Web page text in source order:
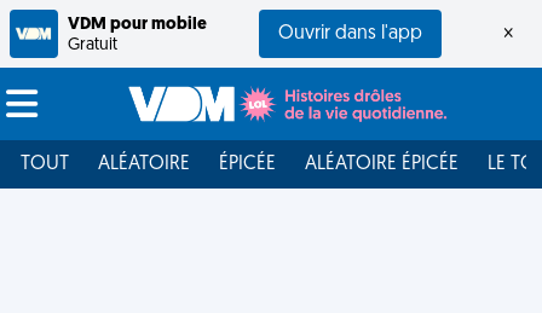
VDM pour mobile
Gratuit
Ouvrir dans l'app ×
TOUT ALÉATOIRE ÉPICÉE ALÉATOIRE ÉPICÉE LE